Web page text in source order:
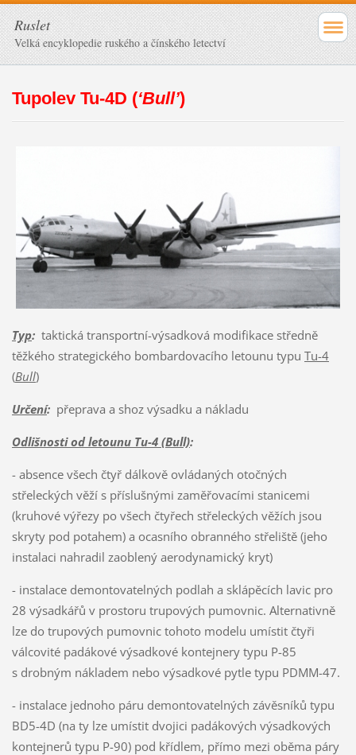
Ruslet
Velká encyklopedie ruského a čínského letectví
Tupolev Tu-4D (‘Bull’)
Typ:taktická transportní-výsadková modifikace středně
těžkého strategického bombardovacího letounu typu Tu-4
(Bull)
Určení:přeprava a shoz výsadku a nákladu
Odlišnosti od letounu Tu-4 (Bull):
- absence všech čtyř dálkově ovládaných otočných
střeleckých věží s příslušnými zaměřovacími stanicemi
(kruhové výřezy po všech čtyřech střeleckých věžích jsou
skryty pod potahem) a ocasního obranného střeliště (jeho
instalaci nahradil zaoblený aerodynamický kryt)
- instalace demontovatelných podlah a sklápěcích lavic pro
28 výsadkářů v prostoru trupových pumovnic. Alternativně
lze do trupových pumovnic tohoto modelu umístit čtyři
válcovité padákové výsadkové kontejnery typu P-85
s drobným nákladem nebo výsadkové pytle typu PDMM-47.
- instalace jednoho páru demontovatelných závěsníků typu
BD5-4D (na ty lze umístit dvojici padákových výsadkových
kontejnerů typu P-90) pod křídlem, přímo mezi oběma páry